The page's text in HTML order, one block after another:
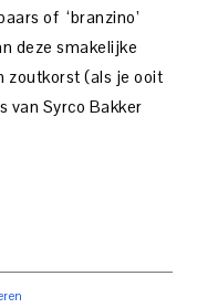
of ‘branzino’
deze smakelijke
zoutkorst (als je ooit
van Syrco Bakker